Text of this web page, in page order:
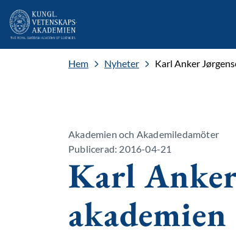
Hem Nyheter Karl Anker
Akademien och Akademiledamöter
Publicerad: 2016-04-21
Karl
akademien